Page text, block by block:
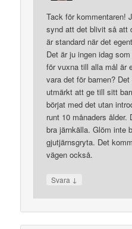
Tack för kommentaren!
synd att det blivit så att
är standard när det
Det är ju ingen idag
för vuxna till alla mål är
vara det för barnen?
utmärkt att ge till sitt
börjat med det utan
runt 10 månaders
bra järnkälla. Glöm inte
gjutjärnsgryta. Det
vägen också.
Svara ↓